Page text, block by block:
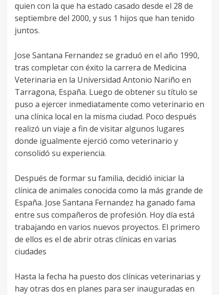
quien con la que ha estado casado desde el 28 de
septiembre del 2000, y sus 1 hijos que han tenido
juntos.
Jose Santana Fernandez se graduó en el año 1990,
tras completar con éxito la carrera de Medicina
Veterinaria en la Universidad Antonio Nariño en
Tarragona, España. Luego de obtener su título se
puso a ejercer inmediatamente como veterinario en
una clínica local en la misma ciudad. Poco después
realizó un viaje a fin de visitar algunos lugares
donde igualmente ejerció como veterinario y
consolidó su experiencia.
Después de formar su familia, decidió iniciar la
clínica de animales conocida como la más grande de
España. Jose Santana Fernandez ha ganado fama
entre sus compañeros de profesión. Hoy día está
trabajando en varios nuevos proyectos. El primero
de ellos es el de abrir otras clínicas en varias
ciudades
Hasta la fecha ha puesto dos clínicas veterinarias y
hay otras dos en planes para ser inauguradas en